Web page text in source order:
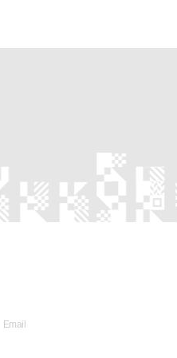
Email